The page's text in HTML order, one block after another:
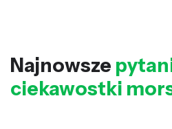
Najnowsze
ciekawostki